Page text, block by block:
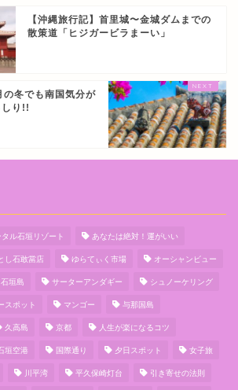
【沖縄旅行記】首里城〜金城ダムまでの
散策道「ヒジガービラまーい」
の冬でも南国気分が
り!!
ル石垣リゾート あなたは絶対！運がいい
し石敢當店 ゆらてぃく市場 オーシャンビュー
垣島 サーターアンダギー シュノーケリング
スポット マンゴー 与那国島
久高島 京都 人生が楽になるコツ
垣空港 国際通り 夕日スポット 女子旅
川平湾 平久保崎灯台 引き寄せの法則